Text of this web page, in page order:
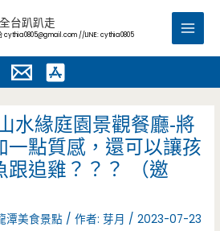
台趴趴走
cythia0805@gmail.com //LINE: cythia0805
Main
水緣庭園景觀餐廳-將
一點質感，還可以讓孩
跟追雞？？？ （邀
潭美食景點 / 作者:芽月 /2023-07-23